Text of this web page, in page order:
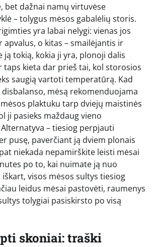
bet dažnai namų virtuvėse
– tolygus mėsos gabalėlių storis.
yra labai nelygi: vienas jos
apvalus, o kitas – smailėjantis ir
ją tokią, kokia ji yra, plonoji dalis
taps kieta dar prieš tai, kol storosios
saugią vartoti temperatūrą. Kad
mėsą rekomenduojama
plaktuku tarp dviejų maistinės
ji pasieks maždaug vieno
– tiesiog perpjauti
pusę, paverčiant ją dviem plonais
niekada nepamirškite leisti mėsai
po to, kai nuimate ją nuo
visos mėsos sultys tiesiog
leidus mėsai pastovėti, raumenys
tolygiai pasiskirsto po visą
skoniai: traški